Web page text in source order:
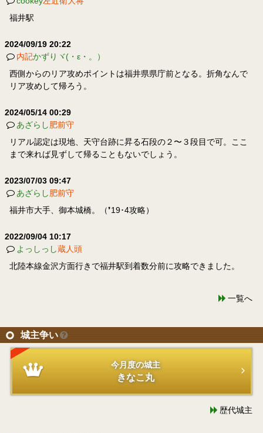
福井駅
2024/09/19 20:22
内記かずりヾ(・ε・。）
西側からのリア攻めポイントは福井県県庁前となる。折角なんで
リア攻めして帰ろう。
2024/05/14 00:29
あざらし肥前守
リアル認定は現地、天守台跡に昇る石段の２〜３段目で可。ここ
まで来れば見ずして帰ることもないでしょう。
2023/07/03 09:47
あざらし肥前守
福井市大手、御本城橋。（❜19･4攻略）
2022/09/04 10:17
よっしっし蔵人頭
北陸本線金沢方面行きで福井駅到着数分前に攻略できました。
一覧へ
城主争い
今月度の城主
きなこ丸
歴代城主